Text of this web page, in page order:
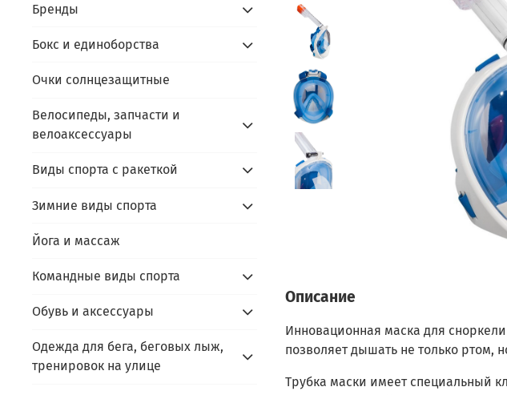
Описание
Инновационная маска для
позволяет дышать не только ртом,
Трубка маски имеет специальный
Бренды
Бокс и единоборства
Очки солнцезащитные
Велосипеды, запчасти и
велоаксессуары
Виды спорта с ракеткой
Зимние виды спорта
Йога и массаж
Командные виды спорта
Обувь и аксессуары
Одежда для бега, беговых лыж,
тренировок на улице